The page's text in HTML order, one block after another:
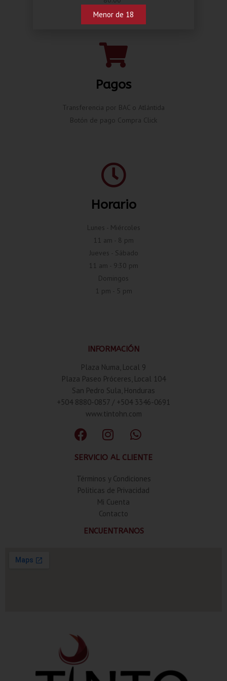
Pagos
Transferencia por BAC o Atlántida
Botón de pago Compra Click
Horario
Lunes - Miércoles
11 am - 8 pm
Jueves - Sábado
11 am - 9:30 pm
Domingos
1 pm - 5 pm
INFORMACIÓN
Plaza Numa, Local 9
Plaza Paseo Próceres, Local 104
San Pedro Sula, Honduras
+504 8880-0857 / +504 3346-0691
www.tintohn.com
SERVICIO AL CLIENTE
Términos y Condiciones
Politicas de Privacidad
Mi Cuenta
Contacto
ENCUENTRANOS
Menor de 18